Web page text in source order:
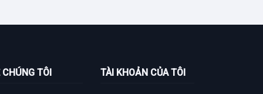
CHÚNG TÔI TÀI KHOẢN CỦA TÔI